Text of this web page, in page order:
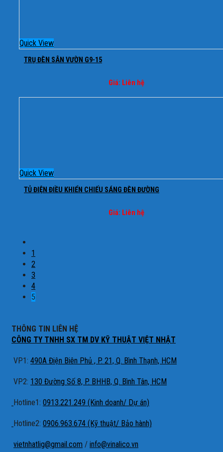
Quick View
TRỤ ĐÈN SÂN VƯỜN G9-15
Giá: Liên hệ
Quick View
TỦ ĐIỆN ĐIỀU KHIỂN CHIẾU SÁNG ĐÈN ĐƯỜNG
Giá: Liên hệ
1
2
3
4
5
THÔNG TIN LIÊN HỆ
CÔNG TY TNHH SX TM DV KỸ THUẬT VIỆT NHẬT
VP1: 490A Điện Biên Phủ , P. 21, Q. Bình Thạnh, HCM
VP2: 130 Đường Số 8, P. BHHB, Q. Bình Tân, HCM
Hotline1: 0913.221.249 (Kinh doanh/ Dự án)
Hotline2: 0906.963.674 (Kỹ thuật/ Bảo hành)
vietnhatlig@gmail.com / info@vinalico.vn